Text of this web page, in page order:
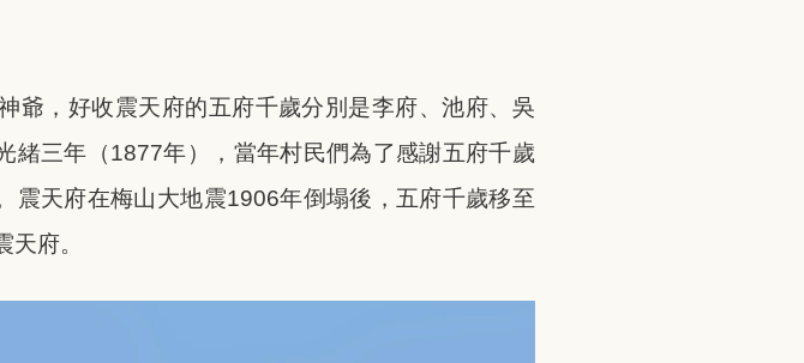
爺，好收震天府的五府千歲分別是李府、池府、吳
緒三年（1877年），當年村民們為了感謝五府千歲
震天府在梅山大地震1906年倒塌後，五府千歲移至
府。